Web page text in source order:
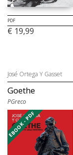
PDF
€ 19,99
José Ortega Y Gasset
Goethe
PGreco
EBOOK - PDF